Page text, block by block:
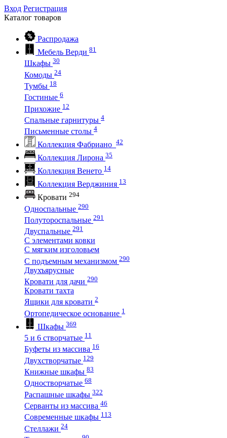
Вход Регистрация
Каталог товаров
Распродажа
Мебель Верди 81
Шкафы 30
Комоды 24
Тумбы 18
Гостиные 6
Прихожие 12
Спальные гарнитуры 4
Письменные столы 4
Коллекция Фабриано 42
Коллекция Лирона 35
Коллекция Венето 14
Коллекция Верджиния 13
Кровати 294
Односпальные 290
Полутороспальные 291
Двуспальные 291
С элементами ковки
С мягким изголовьем
С подъемным механизмом 290
Двухъярусные
Кровати для дачи 290
Кровати тахта
Ящики для кровати 2
Ортопедическое основание 1
Шкафы 369
5 и 6 створчатые 11
Буфеты из массива 16
Двухстворчатые 129
Книжные шкафы 83
Одностворчатые 68
Распашные шкафы 322
Серванты из массива 46
Современные шкафы 113
Стеллажи 24